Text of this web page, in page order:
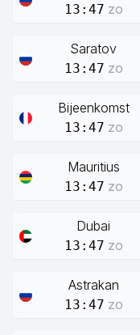
13:47 zo
Saratov
13:47 zo
Bijeenkomst
13:47 zo
Mauritius
13:47 zo
Dubai
13:47 zo
Astrakan
13:47 zo